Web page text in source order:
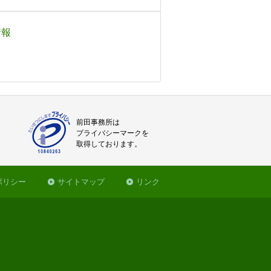
前田事務所は
プライバシーマークを
取得しております。
リシー サイトマップ リンク